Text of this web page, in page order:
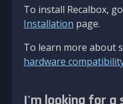
To install Recalbox,
Installation page.
To learn more about
hardware
I'm looking for a